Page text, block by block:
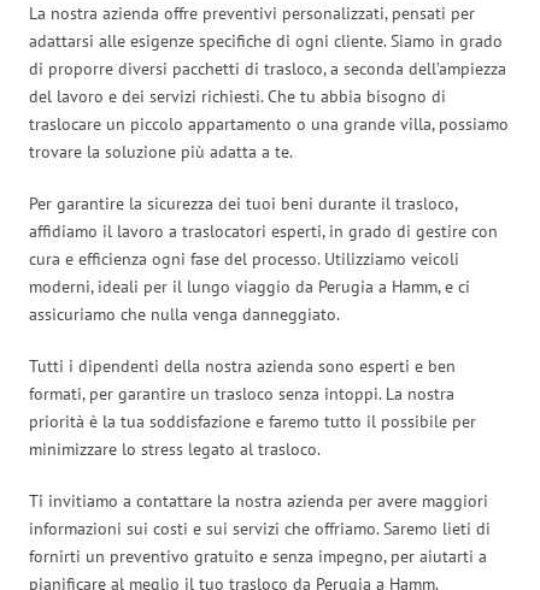
La nostra azienda offre preventivi personalizzati, pensati per
adattarsi alle esigenze specifiche di ogni cliente. Siamo in grado
di proporre diversi pacchetti di trasloco, a seconda dell’ampiezza
del lavoro e dei servizi richiesti. Che tu abbia bisogno di
traslocare un piccolo appartamento o una grande villa, possiamo
trovare la soluzione più adatta a te.
Per garantire la sicurezza dei tuoi beni durante il trasloco,
affidiamo il lavoro a traslocatori esperti, in grado di gestire con
cura e efficienza ogni fase del processo. Utilizziamo veicoli
moderni, ideali per il lungo viaggio da Perugia a Hamm, e ci
assicuriamo che nulla venga danneggiato.
Tutti i dipendenti della nostra azienda sono esperti e ben
formati, per garantire un trasloco senza intoppi. La nostra
priorità è la tua soddisfazione e faremo tutto il possibile per
minimizzare lo stress legato al trasloco.
Ti invitiamo a contattare la nostra azienda per avere maggiori
informazioni sui costi e sui servizi che offriamo. Saremo lieti di
fornirti un preventivo gratuito e senza impegno, per aiutarti a
pianificare al meglio il tuo trasloco da Perugia a Hamm.